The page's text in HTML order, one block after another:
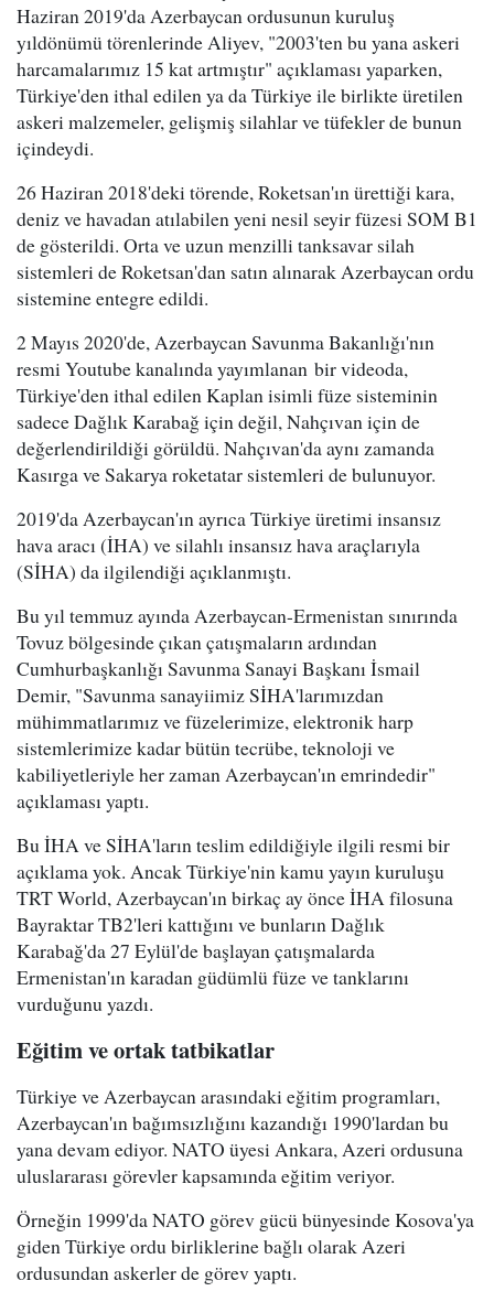
Haziran 2019'da Azerbaycan ordusunun kuruluş
yıldönümü törenlerinde Aliyev, "2003'ten bu yana askeri
harcamalarımız 15 kat artmıştır" açıklaması yaparken,
Türkiye'den ithal edilen ya da Türkiye ile birlikte üretilen
askeri malzemeler, gelişmiş silahlar ve tüfekler de bunun
içindeydi.
26 Haziran 2018'deki törende, Roketsan'ın ürettiği kara,
deniz ve havadan atılabilen yeni nesil seyir füzesi SOM B1
de gösterildi. Orta ve uzun menzilli tanksavar silah
sistemleri de Roketsan'dan satın alınarak Azerbaycan ordu
sistemine entegre edildi.
2 Mayıs 2020'de, Azerbaycan Savunma Bakanlığı'nın
resmi Youtube kanalında yayımlanan bir videoda,
Türkiye'den ithal edilen Kaplan isimli füze sisteminin
sadece Dağlık Karabağ için değil, Nahçıvan için de
değerlendirildiği görüldü. Nahçıvan'da aynı zamanda
Kasırga ve Sakarya roketatar sistemleri de bulunuyor.
2019'da Azerbaycan'ın ayrıca Türkiye üretimi insansız
hava aracı (İHA) ve silahlı insansız hava araçlarıyla
(SİHA) da ilgilendiği açıklanmıştı.
Bu yıl temmuz ayında Azerbaycan-Ermenistan sınırında
Tovuz bölgesinde çıkan çatışmaların ardından
Cumhurbaşkanlığı Savunma Sanayi Başkanı İsmail
Demir, "Savunma sanayiimiz SİHA'larımızdan
mühimmatlarımız ve füzelerimize, elektronik harp
sistemlerimize kadar bütün tecrübe, teknoloji ve
kabiliyetleriyle her zaman Azerbaycan'ın emrindedir"
açıklaması yaptı.
Bu İHA ve SİHA'ların teslim edildiğiyle ilgili resmi bir
açıklama yok. Ancak Türkiye'nin kamu yayın kuruluşu
TRT World, Azerbaycan'ın birkaç ay önce İHA filosuna
Bayraktar TB2'leri kattığını ve bunların Dağlık
Karabağ'da 27 Eylül'de başlayan çatışmalarda
Ermenistan'ın karadan güdümlü füze ve tanklarını
vurduğunu yazdı.
Eğitim ve ortak tatbikatlar
Türkiye ve Azerbaycan arasındaki eğitim programları,
Azerbaycan'ın bağımsızlığını kazandığı 1990'lardan bu
yana devam ediyor. NATO üyesi Ankara, Azeri ordusuna
uluslararası görevler kapsamında eğitim veriyor.
Örneğin 1999'da NATO görev gücü bünyesinde Kosova'ya
giden Türkiye ordu birliklerine bağlı olarak Azeri
ordusundan askerler de görev yaptı.